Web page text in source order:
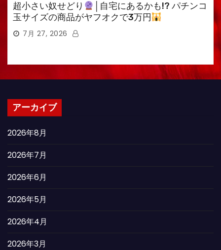
超小さい奴せどり
│自宅にあるかも!? パチンコ
玉サイズの商品がヤフオクで3万円
7月 27, 2026
アーカイブ
2026年8月
2026年7月
2026年6月
2026年5月
2026年4月
2026年3月